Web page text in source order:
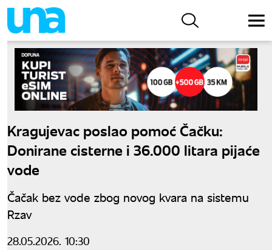
Kragujevac poslao pomoć Čačku:
Donirane cisterne i 36.000 litara pijaće
vode
Čačak bez vode zbog novog kvara na sistemu
Rzav
28.05.2026. 10:30